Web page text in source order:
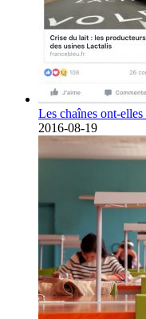
Les chaînes ont-
2016-08-19